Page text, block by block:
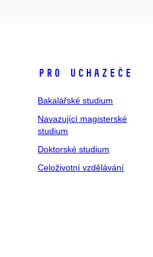
Pro uchazeče
Bakalářské studium
Navazující magisterské
studium
Doktorské studium
Celoživotní vzdělávání